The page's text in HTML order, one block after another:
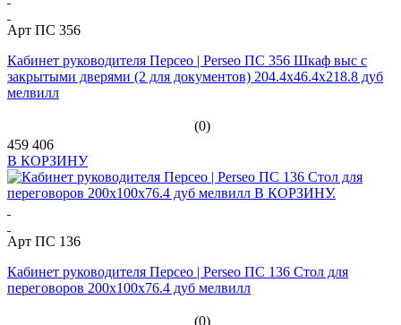
Арт ПС 356
Кабинет руководителя Персео | Perseo ПС 356 Шкаф выс с
закрытыми дверями (2 для документов) 204.4x46.4x218.8 дуб
мелвилл
(0)
459 406
В КОРЗИНУ
Арт ПС 136
Кабинет руководителя Персео | Perseo ПС 136 Стол для
переговоров 200x100x76.4 дуб мелвилл
(0)